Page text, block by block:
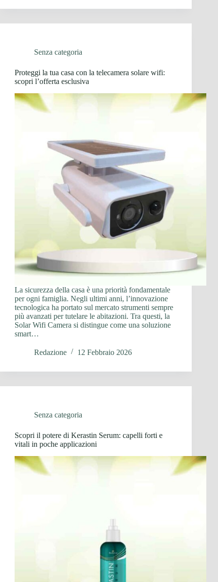
Senza categoria
Proteggi la tua casa con la telecamera solare wifi:
scopri l’offerta esclusiva
La sicurezza della casa è una priorità fondamentale
per ogni famiglia. Negli ultimi anni, l’innovazione
tecnologica ha portato sul mercato strumenti sempre
più avanzati per tutelare le abitazioni. Tra questi, la
Solar Wifi Camera si distingue come una soluzione
smart…
Redazione 12 Febbraio 2026
Senza categoria
Scopri il potere di Kerastin Serum: capelli forti e
vitali in poche applicazioni